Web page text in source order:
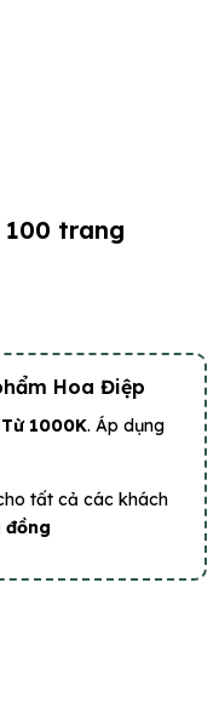
100 trang
Hoa Điệp
1000K. Áp dụng
tất cả các khách
đồng